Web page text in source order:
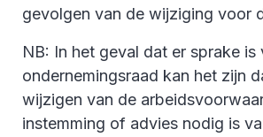
gevolgen van de wijziging voor
NB: In het geval dat er sprake is
ondernemingsraad kan het zijn
wijzigen van de
instemming of advies nodig is